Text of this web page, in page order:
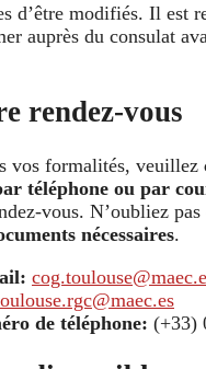
d’être modifiés. Il est
auprès du consulat
rendez-vous
vos formalités, veuillez
téléphone ou par
vous. N’oubliez pas
nécessaires.
de téléphone: (+33)